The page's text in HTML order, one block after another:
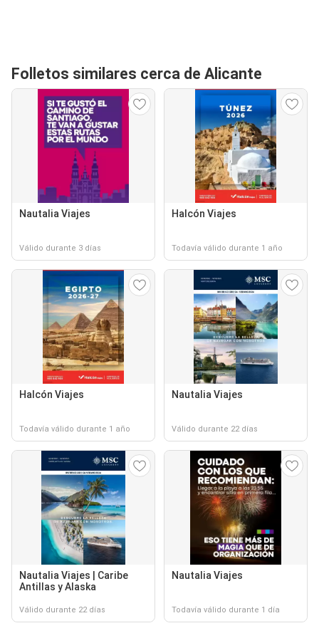
Folletos similares cerca de Alicante
Nautalia Viajes
Válido durante 3 días
Halcón Viajes
Todavía válido durante 1 año
Halcón Viajes
Todavía válido durante 1 año
Nautalia Viajes
Válido durante 22 días
Nautalia Viajes | Caribe
Antillas y Alaska
Válido durante 22 días
Nautalia Viajes
Todavía válido durante 1 día